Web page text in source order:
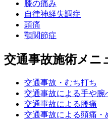
膝の痛み
自律神経失調症
頭痛
顎関節症
交通事故施術メニ
交通事故・むち打ち
交通事故による手や腕
交通事故による腰痛
交通事故による頭痛・